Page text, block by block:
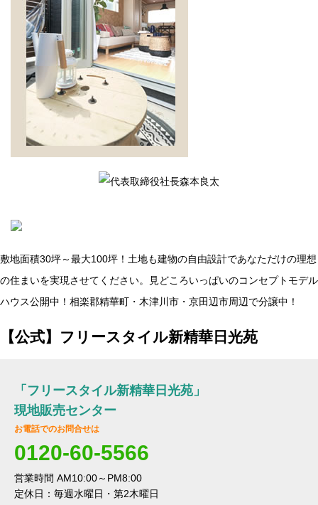
敷地面積30坪～最大100坪！土地も建物の自由設計であなただけの理想
の住まいを実現させてください。見どころいっぱいのコンセプトモデル
ハウス公開中！相楽郡精華町・木津川市・京田辺市周辺で分譲中！
【公式】フリースタイル新精華日光苑
「フリースタイル新精華日光苑」
現地販売センター
お電話でのお問合せは
0120-60-5566
営業時間 AM10:00～PM8:00
定休日：毎週水曜日・第2木曜日